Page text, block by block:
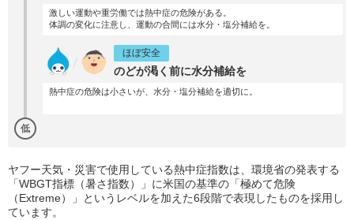
低
激しい運動や重労働では熱中症の危険がある。
体調の変化に注意し、運動の合間には水分・塩分補給を。
ほぼ安全
のどが渇く前に水分補給を
熱中症の危険は小さいが、水分・塩分補給を適切に。
ヤフー天気・災害で使用している熱中症指数は、環境省の発表する
「WBGT指標（暑さ指数）」に米国の基準の「極めて危険
（Extreme）」というレベルを加えた6段階で表現したものを採用し
ています。